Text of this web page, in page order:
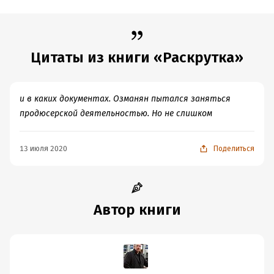
Цитаты из книги «Раскрутка»
и в каких документах. Озманян пытался заняться
продюсерской деятельностью. Но не слишком
13 июля 2020 Поделиться
Автор книги